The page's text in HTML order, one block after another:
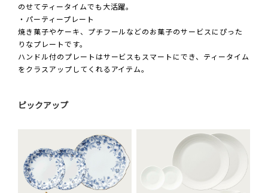
のせてティータイムでも大活躍。
・パーティープレート
焼き菓子やケーキ、プチフールなどのお菓子のサービスにぴった
りなプレートです。
ハンドル付のプレートはサービスもスマートにでき、ティータイム
をクラスアップしてくれるアイテム。
ピックアップ